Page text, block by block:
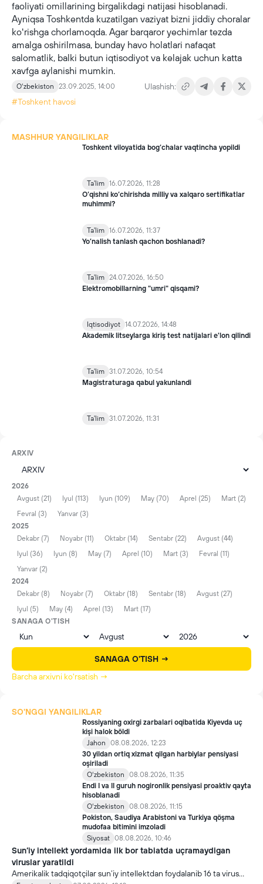
faoliyati omillarining birgalikdagi natijasi hisoblanadi.
Ayniqsa Toshkentda kuzatilgan vaziyat bizni jiddiy choralar
koʻrishga chorlamoqda. Agar barqaror yechimlar tezda
amalga oshirilmasa, bunday havo holatlari nafaqat
salomatlik, balki butun iqtisodiyot va kelajak uchun katta
xavfga aylanishi mumkin.
Oʻzbekiston 23.09.2025, 14:00
Ulashish:
#Toshkent havosi
MASHHUR YANGILIKLAR
Toshkent viloyatida bog‘chalar vaqtincha yopildi
Ta'lim 16.07.2026, 11:28
O‘qishni ko‘chirishda milliy va xalqaro sertifikatlar
muhimmi?
Ta'lim 16.07.2026, 11:37
Yo’nalish tanlash qachon boshlanadi?
Ta'lim 24.07.2026, 16:50
Elektromobillarning "umri" qisqami?
Iqtisodiyot 14.07.2026, 14:48
Akademik litseylarga kiriş test natijalari e'lon qilindi
Ta'lim 31.07.2026, 10:54
Magistraturaga qabul yakunlandi
Ta'lim 31.07.2026, 11:31
ARXIV
2026
Avgust (21)
Iyul (113) Iyun (109) May (70) Aprel (25)
Mart (2)
Fevral (3)
Yanvar (3)
2025
Dekabr (7)
Noyabr (11) Oktabr (14) Sentabr (22)
Avgust (44)
Iyul (36)
Iyun (8) May (7) Aprel (10) Mart (3)
Fevral (11)
Yanvar (2)
2024
Dekabr (8)
Noyabr (7) Oktabr (18) Sentabr (18)
Avgust (27)
Iyul (5)
May (4) Aprel (13)
Mart (17)
SANAGA O'TISH
SANAGA O'TISH →
Barcha arxivni ko'rsatish →
SO'NGGI YANGILIKLAR
Rossiyaning oxirgi zarbalari oqibatida Kiyevda uç
kişi halok böldi
Jahon
08.08.2026, 12:23
30 yildan ortiq xizmat qilgan harbiylar pensiyasi
oşiriladi
Oʻzbekiston
08.08.2026, 11:35
Endi I va II guruh nogironlik pensiyasi proaktiv qayta
hisoblanadi
Oʻzbekiston
08.08.2026, 11:15
Pokiston, Saudiya Arabistoni va Turkiya qöşma
mudofaa bitimini imzoladi
Siyosat 08.08.2026, 10:46
Sun’iy intellekt yordamida ilk bor tabiatda uçramaydigan
viruslar yaratildi
Amerikalik tadqiqotçilar sun’iy intellektdan foydalanib 16 ta virus